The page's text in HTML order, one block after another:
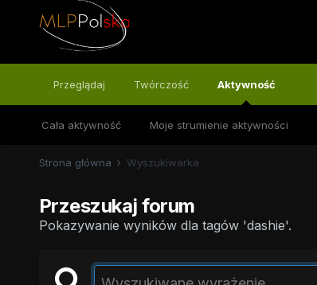
Przeglądaj Twórczość Aktywność
Cała aktywność Moje strumienie aktywności
Strona główna Wyszukiwarka
Przeszukaj forum
Pokazywanie wyników dla tagów 'dashie'.